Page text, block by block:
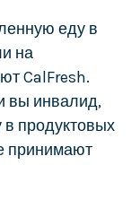
еду в
на
CalFresh.
вы инвалид,
продуктовых
принимают